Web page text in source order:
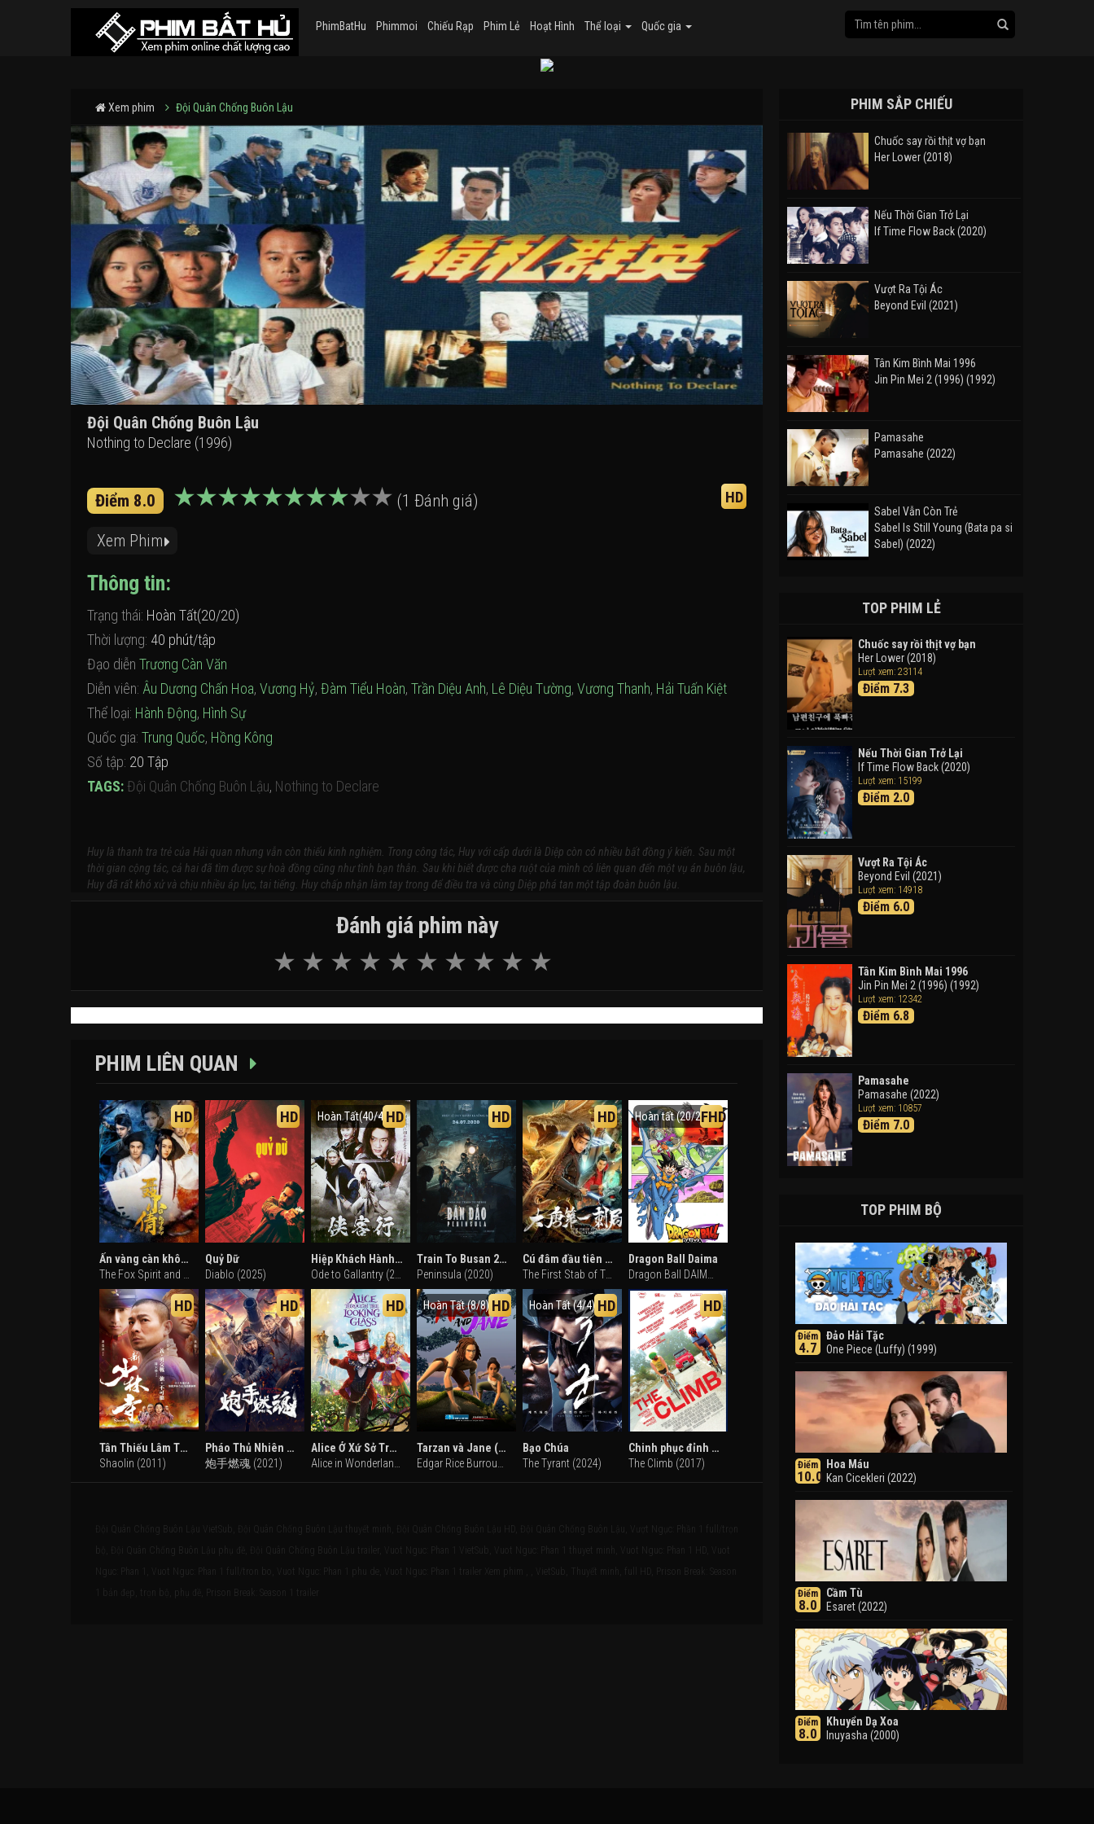
PhimBatHu Phimmoi Chiếu Rạp Phim Lẻ Hoạt Hình Thể loại Quốc gia
Xem phim Đội Quân Chống Buôn Lậu
Đội Quân Chống Buôn Lậu
Nothing to Declare (1996)
Điểm 8.0 (1 Đánh giá) HD
Xem Phim
Thông tin:
Trạng thái: Hoàn Tất(20/20)
Thời lượng: 40 phút/tập
Đạo diễn Trương Càn Văn
Diễn viên: Âu Dương Chấn Hoa, Vương Hỷ, Đàm Tiểu Hoàn, Trần Diệu Anh, Lê Diệu Tường, Vương Thanh, Hải Tuấn Kiệt
Thể loại: Hành Động, Hình Sự
Quốc gia: Trung Quốc, Hồng Kông
Số tập: 20 Tập
TAGS: Đội Quân Chống Buôn Lậu, Nothing to Declare
Huy là thanh tra trẻ của Hải quan nhưng vẫn còn thiếu kinh nghiệm. Trong công tác, Huy với cấp dưới là Diệp còn có nhiều bất đồng ý kiến. Sau một
thời gian cộng tác, cả hai đã tìm được sự hoà đồng cũng như tình bạn thân. Sau khi biết được cha ruột của mình có liên quan đến một vụ án buôn lậu,
Huy đã rất khó xử và chịu nhiều áp lực, tai tiếng. Huy chấp nhận làm tay trong để điều tra và cùng Diệp phá tan một tập đoàn buôn lậu.
Đánh giá phim này
PHIM LIÊN QUAN
HD
Ấn vàng càn khôn của Niết Tiểu Sảnh
HD
Quỷ Dữ
Diablo (2025)
Hoàn Tất(40/40)HD
Hiệp Khách Hành (2001)
HD
Train To Busan 2: Bán Đảo Peninsula
Peninsula (2020)
HD
Cú đâm đầu tiên của nhà Đường
Hoàn tất (20/20)FHD
Dragon Ball Daima
HD
Tân Thiếu Lâm Tự - Shaolin
Shaolin (2011)
HD
Pháo Thủ Nhiên Hồn
炮手燃魂 (2021)
HD
Alice Ở Xứ Sở Trong Gương
Hoàn Tất (8/8) HD
Tarzan và Jane (Phần 1)
Hoàn Tất (4/4) HD
Bạo Chúa
The Tyrant (2024)
HD
Chinh phục đỉnh núi
The Climb (2017)
Đội Quân Chống Buôn Lậu VietSub, Đội Quân Chống Buôn Lậu thuyết minh, Đội Quân Chống Buôn Lậu HD, Đội Quân Chống Buôn Lậu, Vượt Ngục: Phần 1 full/trọn
bộ, Đội Quân Chống Buôn Lậu phụ đề, Đội Quân Chống Buôn Lậu trailer, Vuot Nguc: Phan 1 VietSub, Vuot Nguc: Phan 1 thuyet minh, Vuot Nguc: Phan 1 HD, Vuot
Nguc: Phan 1, Vuot Nguc: Phan 1 full/tron bo, Vuot Nguc: Phan 1 phu de, Vuot Nguc: Phan 1 trailer Xem phim , , VietSub, Thuyết minh, full HD, Prison Break: Season
1 bản đẹp, trọn bộ, phụ đề, Prison Break: Season 1 trailer
PHIM SẮP CHIẾU
Chuốc say rồi thịt vợ bạn
Her Lower (2018)
Nếu Thời Gian Trở Lại
If Time Flow Back (2020)
Vượt Ra Tội Ác
Beyond Evil (2021)
Tân Kim Bình Mai 1996
Jin Pin Mei 2 (1996) (1992)
Pamasahe
Pamasahe (2022)
Sabel Vẫn Còn Trẻ
Sabel Is Still Young (Bata pa si
Sabel) (2022)
Takas (2024)
Thám Tử Lừng Danh Conan 26:
Tàu Ngầm Sắt Màu Đen
Detective Conan: Black Iron
Phiêu Lưu Vào Thế Giới Trong
Tranh
Doraemon the Movie: Nobita's
Art World Tales (2025)
Tháng Ngày Tươi Đẹp
TOP PHIM LẺ
Chuốc say rồi thịt vợ bạn
Her Lower (2018)
Lượt xem: 23114
Điểm 7.3
Nếu Thời Gian Trở Lại
If Time Flow Back (2020)
Lượt xem: 15199
Điểm 2.0
Vượt Ra Tội Ác
Beyond Evil (2021)
Lượt xem: 14918
Điểm 6.0
Tân Kim Bình Mai 1996
Jin Pin Mei 2 (1996) (1992)
Lượt xem: 12342
Điểm 6.8
Pamasahe
Pamasahe (2022)
Lượt xem: 10857
Điểm 7.0
TOP PHIM BỘ
Điểm
4.7
Đảo Hải Tặc
One Piece (Luffy) (1999)
Điểm
10.0
Hoa Máu
Kan Cicekleri (2022)
Điểm
8.0
Cầm Tù
Esaret (2022)
Điểm
8.0
Khuyển Dạ Xoa
Inuyasha (2000)